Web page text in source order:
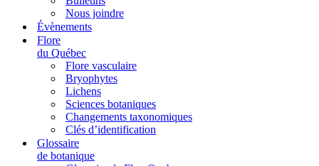
Nous joindre
Évènements
Flore
du Québec
Flore vasculaire
Bryophytes
Lichens
Sciences botaniques
Changements taxonomiques
Clés d’identification
Glossaire
de botanique